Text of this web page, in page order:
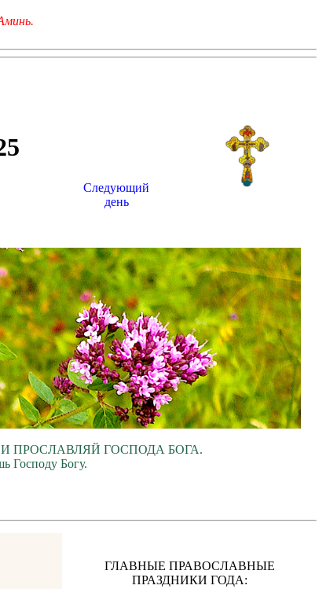
Следующий
день
ПРОСЛАВЛЯЙ ГОСПОДА БОГА.
Господу Богу.
ГЛАВНЫЕ ПРАВОСЛАВНЫЕ
ПРАЗДНИКИ ГОДА: